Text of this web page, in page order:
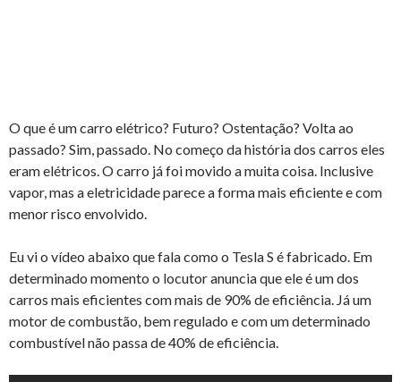
O que é um carro elétrico? Futuro? Ostentação? Volta ao
passado? Sim, passado. No começo da história dos carros eles
eram elétricos. O carro já foi movido a muita coisa. Inclusive
vapor, mas a eletricidade parece a forma mais eficiente e com
menor risco envolvido.
Eu vi o vídeo abaixo que fala como o Tesla S é fabricado. Em
determinado momento o locutor anuncia que ele é um dos
carros mais eficientes com mais de 90% de eficiência. Já um
motor de combustão, bem regulado e com um determinado
combustível não passa de 40% de eficiência.